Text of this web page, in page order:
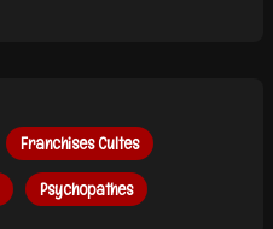
Franchises Cultes
Psychopathes